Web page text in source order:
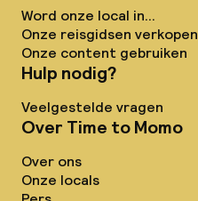
Word onze local in...
Onze reisgidsen verkopen
Onze content gebruiken
Hulp nodig?
Veelgestelde vragen
Over Time to Momo
Over ons
Onze locals